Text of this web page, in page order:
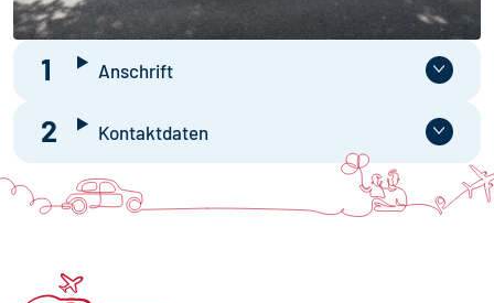
1 Anschrift
2 Kontaktdaten